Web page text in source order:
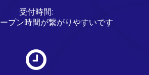
受付時間:
プン時間が繋がりやすいです